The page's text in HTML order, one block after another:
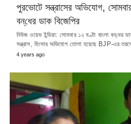
পুরভোটে সন্ত্রাসের অভিযোগ,
বন্‌ধের ডাক বিজেপির
নিউজ ওয়েভ ইন্ডিয়া: সোমবার ১২ ঘণ্টা বাংলা বন্‌ধের
সন্ত্রাস, হিংসার অভিযোগ তোলা হয়েছে BJP-এর
4 years ago